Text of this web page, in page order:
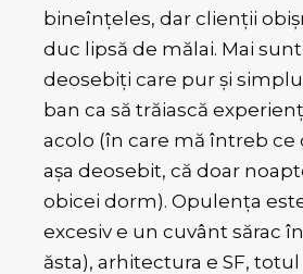
bineînțeles, dar clienții
duc lipsă de mălai. Mai
deosebiți care pur și
ban ca să trăiască
acolo (în care mă întreb ce
așa deosebit, că doar
obicei dorm). Opulența
excesiv e un cuvânt sărac
ăsta), arhitectura e SF, totul